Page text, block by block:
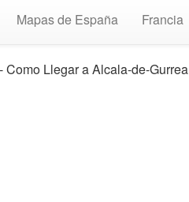
Mapas de España Francia
Como Llegar a Alcala-de-Gurrea